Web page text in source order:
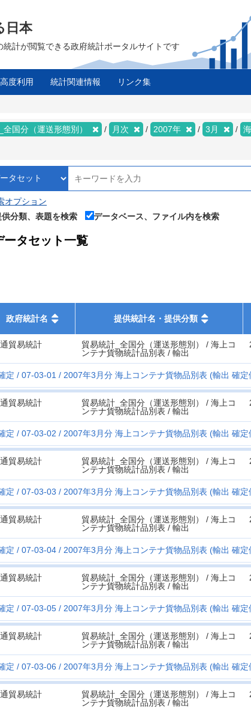
日本
統計が閲覧できる政府統計ポータルサイトです
度利用 統計関連情報 リンク集
全国分（運送形態別） 月次 2007年 3月
オプション
供分類、表題を検索
データベース、ファイル内を検索
ータセット一覧
政府統計名 提供統計名・提供分類
貿易統計
貿易統計_全国分（運送形態別） / 海上コ
ンテナ貨物統計品別表 / 輸出
定 07-03-01 2007年3月分 海上コンテナ貨物品別表 (輸出 確
貿易統計
貿易統計_全国分（運送形態別） / 海上コ
ンテナ貨物統計品別表 / 輸出
定 07-03-02 2007年3月分 海上コンテナ貨物品別表 (輸出 確
貿易統計
貿易統計_全国分（運送形態別） / 海上コ
ンテナ貨物統計品別表 / 輸出
定 07-03-03 2007年3月分 海上コンテナ貨物品別表 (輸出 確
貿易統計
貿易統計_全国分（運送形態別） / 海上コ
ンテナ貨物統計品別表 / 輸出
定 07-03-04 2007年3月分 海上コンテナ貨物品別表 (輸出 確
貿易統計
貿易統計_全国分（運送形態別） / 海上コ
ンテナ貨物統計品別表 / 輸出
定 07-03-05 2007年3月分 海上コンテナ貨物品別表 (輸出 確
貿易統計
貿易統計_全国分（運送形態別） / 海上コ
ンテナ貨物統計品別表 / 輸出
定 07-03-06 2007年3月分 海上コンテナ貨物品別表 (輸出 確
貿易統計
貿易統計_全国分（運送形態別） / 海上コ
ンテナ貨物統計品別表 / 輸出